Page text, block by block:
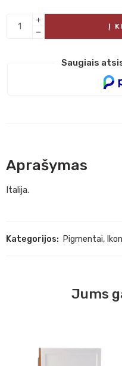
Į
Saugiais
Aprašymas
Italija.
Kategorijos: Pigmentai,
Jums